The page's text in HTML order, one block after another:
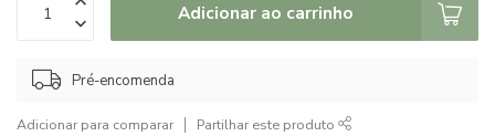
Adicionar ao carrinho
Pré-encomenda
Adicionar para comparar Partilhar este produto